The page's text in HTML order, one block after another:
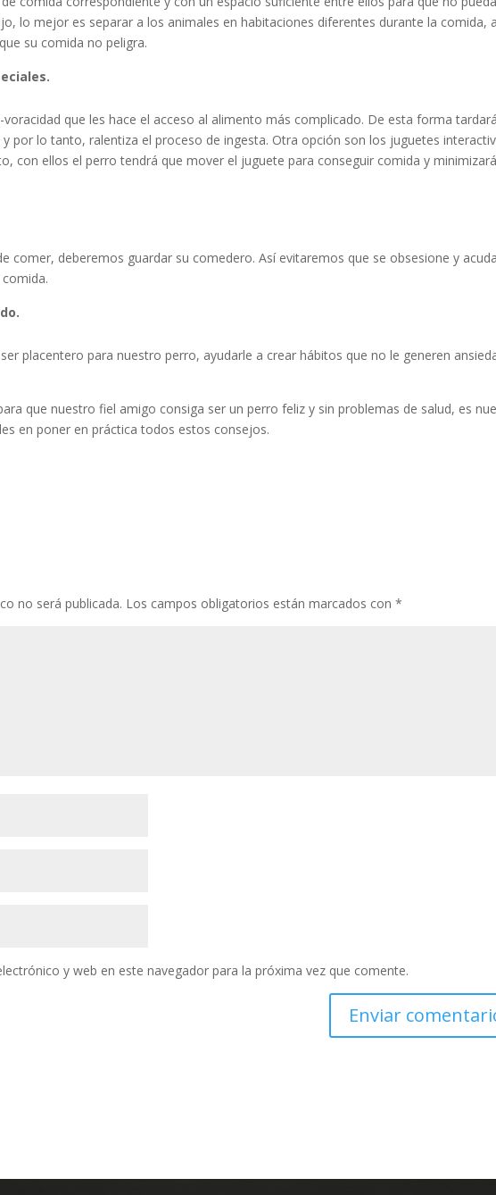
lo mejor es separar a los animales en habitaciones diferentes durante la comida,
su comida no peligra.
que les hace el acceso al alimento más complicado. De esta forma tardará
por lo tanto, ralentiza el proceso de ingesta. Otra opción son los juguetes
con ellos el perro tendrá que mover el juguete para conseguir comida y
comer, deberemos guardar su comedero. Así evitaremos que se obsesione y acuda
placentero para nuestro perro, ayudarle a crear hábitos que no le generen
que nuestro fiel amigo consiga ser un perro feliz y sin problemas de salud, es
en poner en práctica todos estos consejos.
no será publicada. Los campos obligatorios están marcados con*
y web en este navegador para la próxima vez que comente.